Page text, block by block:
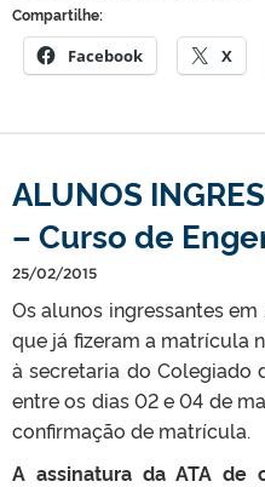
Compartilhe:
Facebook X
ALUNOS
– Curso de
25/02/2015
Os alunos ingressantes em
que já fizeram a matrícula
à secretaria do Colegiado
entre os dias 02 e 04 de
confirmação de matrícula.
A assinatura da ATA de